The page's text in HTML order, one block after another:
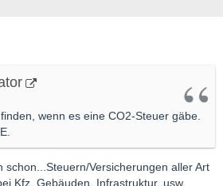
wenn es eine CO2-Steuer gäbe.
schon...Steuern/Versicherungen aller Art
Kfz, Gebäuden, Infrastruktur..usw.